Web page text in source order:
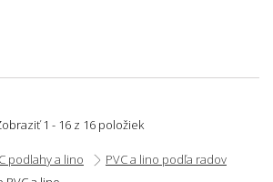
1 - 16 z 16 položiek
podlahy a lino
PVC a lino podľa radov